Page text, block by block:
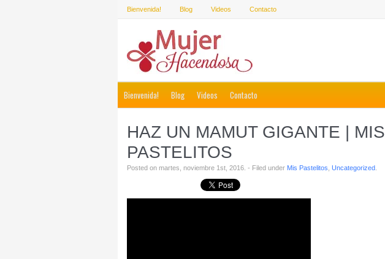
Bienvenida! Blog Videos Contacto
Bienvenida! Blog Videos Contacto
HAZ UN MAMUT GIGANTE | MIS
PASTELITOS
Posted on martes, noviembre 1st, 2016. - Filed under Mis Pastelitos Uncategorized